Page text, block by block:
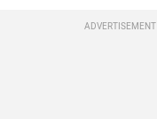
ADVERTISEMENT